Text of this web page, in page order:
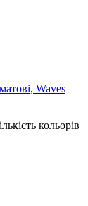
Waves
кольорів